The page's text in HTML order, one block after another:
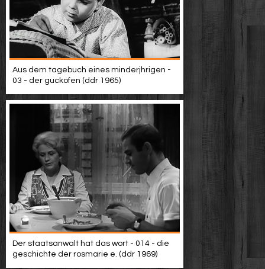
Aus dem tagebuch eines minderjhrigen -
03 - der guckofen (ddr 1965)
Der staatsanwalt hat das wort - 014 - die
geschichte der rosmarie e. (ddr 1969)